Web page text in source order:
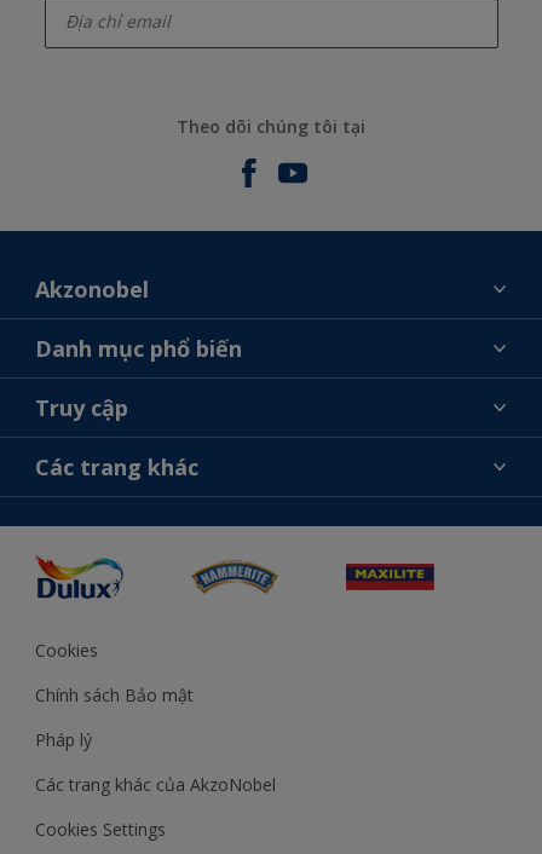
Theo dõi chúng tôi tại
Akzonobel
Giới thiệu về AkzoNobel
Liên hệ chúng tôi
Tìm một cửa hàng
Danh mục phổ biến
Tìm màu sắc
Chọn sản phẩm
Ý tưởng
Truy cập
Khả năng truy cập
Tính Chính Xác về Màu Sắc
Các trang khác
Cookies
Chính sách Bảo mật
Pháp lý
Các trang khác của AkzoNobel
Cookies Settings